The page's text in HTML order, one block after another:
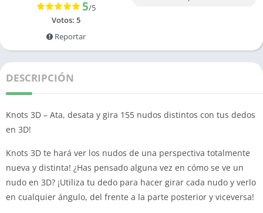
5/5
Votos: 5
Reportar
DESCRIPCIÓN
Knots 3D – Ata, desata y gira 155 nudos distintos con tus dedos
en 3D!
Knots 3D te hará ver los nudos de una perspectiva totalmente
nueva y distinta! ¿Has pensado alguna vez en cómo se ve un
nudo en 3D? ¡Utiliza tu dedo para hacer girar cada nudo y verlo
en cualquier ángulo, del frente a la parte posterior y viceversa!